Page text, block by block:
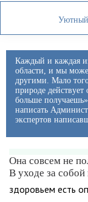
Уютный
Каждый и каждая
области, и мы
другими. Мало
природе
больше
написать
экспертов
Она совсем не
В уходе за
здоровьем есть